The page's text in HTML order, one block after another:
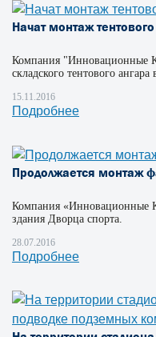
Начат монтаж
Компания "Инновационные
складского тентового
15.11.2016
Подробнее
Продолжается монтаж
Компания «Инновационные
здания Дворца спорта.
28.07.2016
Подробнее